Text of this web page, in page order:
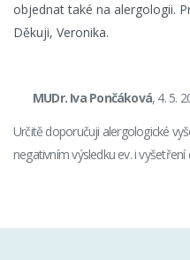
objednat také na alergologii.
Děkuji, Veronika.
MUDr. Iva Pončáková, 4. 5.
Určitě doporučuji alergologické
negativním výsledku ev. i